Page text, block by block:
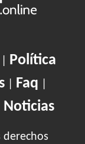
Política
Faq
Noticias